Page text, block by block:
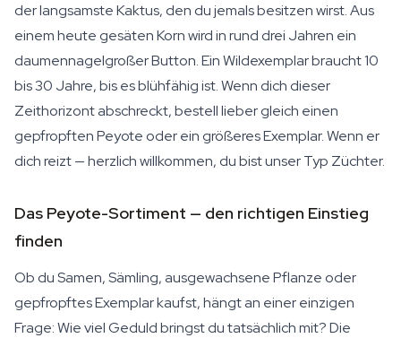
der langsamste Kaktus, den du jemals besitzen wirst. Aus
einem heute gesäten Korn wird in rund drei Jahren ein
daumennagelgroßer Button. Ein Wildexemplar braucht 10
bis 30 Jahre, bis es blühfähig ist. Wenn dich dieser
Zeithorizont abschreckt, bestell lieber gleich einen
gepfropften Peyote oder ein größeres Exemplar. Wenn er
dich reizt — herzlich willkommen, du bist unser Typ Züchter.
Das Peyote-Sortiment — den richtigen Einstieg
finden
Ob du Samen, Sämling, ausgewachsene Pflanze oder
gepfropftes Exemplar kaufst, hängt an einer einzigen
Frage: Wie viel Geduld bringst du tatsächlich mit? Die